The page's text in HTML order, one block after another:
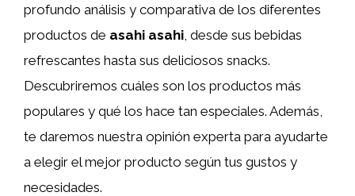
profundo análisis y comparativa de los diferentes
productos de asahi asahi , desde sus bebidas
refrescantes hasta sus deliciosos snacks.
Descubriremos cuáles son los productos más
populares y qué los hace tan especiales. Además,
te daremos nuestra opinión experta para ayudarte
a elegir el mejor producto según tus gustos y
necesidades.